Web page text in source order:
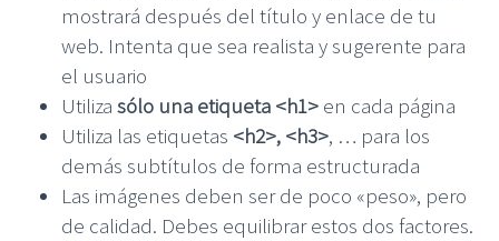
mostrará después del título y enlace de tu
web. Intenta que sea realista y sugerente para
el usuario
Utiliza sólo una etiqueta <h1> en cada página
Utiliza las etiquetas <h2>, <h3>, … para los
demás subtítulos de forma estructurada
Las imágenes deben ser de poco «peso», pero
de calidad. Debes equilibrar estos dos factores.